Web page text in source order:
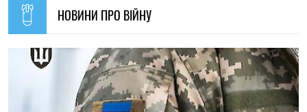
11:59, 07.08.2026
Матеріальна допомога військовим у 2026 році: як
отримати виплату на соціально-побутові потреби
Ірина Де Люсто